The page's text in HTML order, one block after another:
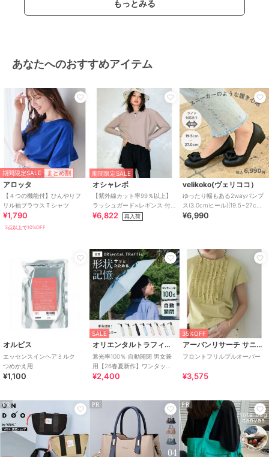
もっとみる
あなたへのおすすめアイテム
期間限定SALE まとめ割
アロッタ
【４つの機能付】ひんやりフ
リル袖ブラウスＴシャツ
¥1,790
3点以上で10%OFF
期間限定SALE
オシャレボ
【紫外線カット率99％以上】
ラッシュガード×レギンス 付
き タンキニ
¥6,822 再入荷
velikoko(ヴェリココ）
ゆったり幅もある2wayパンプ
ス(3.0cmヒール)[19.5~27cm]
ラクチンきれいシューズ
¥6,990
オルビス
エッセンスインヘアミルク
つめかえ用
¥1,100
SALE
オリエンタルトラフィック
遮光率100％ 自動開閉 男女兼
用【26春夏新作】ワンタッチ
晴雨兼用 折りたたみ傘 /G-
¥2,400
35%OFF
アーバンリサーチ サニーレーベル
フロントフリルプルオーバー
¥3,575
PR PR PR